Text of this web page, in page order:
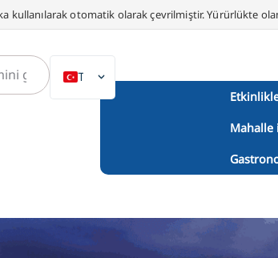
kullanılarak otomatik olarak çevrilmiştir. Yürürlükte
DE
Mahalle